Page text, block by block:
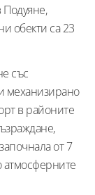
Подуяне,
обекти са 23
със
механизирано
в районите
от 7
атмосферните